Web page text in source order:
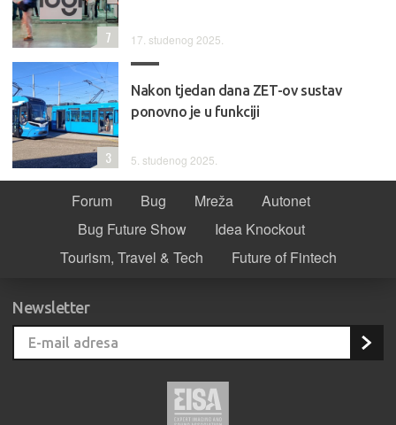
17. studenog 2025.
7
Nakon tjedan dana ZET-ov sustav
ponovno je u funkciji
5. studenog 2025.
3
Forum Bug Mreža
Autonet
Bug Future Show
Idea Knockout
Tourism, Travel & Tech
Future of Fintech
Newsletter